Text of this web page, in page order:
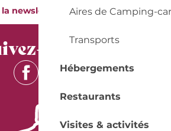
Aires de Camping-car
Transports
Hébergements
Restaurants
Visites & activités
newsletter Quai Cyrano
nous !